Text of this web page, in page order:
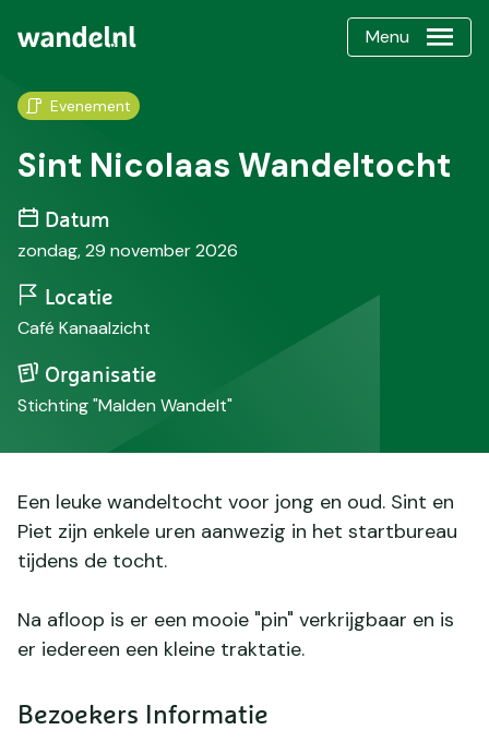
Menu
Evenement
Sint Nicolaas Wandeltocht
Datum
zondag, 29 november 2026
Locatie
Café Kanaalzicht
Organisatie
Stichting "Malden Wandelt"
Een leuke wandeltocht voor jong en oud. Sint en
Piet zijn enkele uren aanwezig in het startbureau
tijdens de tocht.
Na afloop is er een mooie "pin" verkrijgbaar en is
er iedereen een kleine traktatie.
Bezoekers Informatie